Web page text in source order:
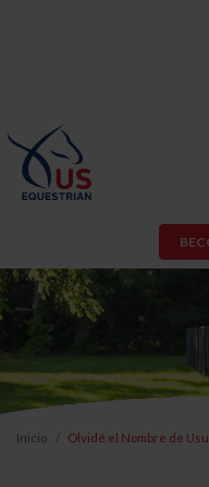
Inicio Olvidé el Nombre de